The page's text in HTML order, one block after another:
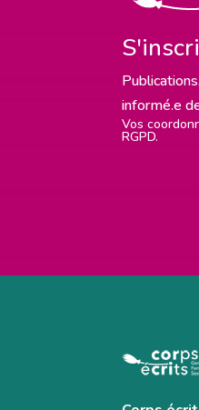
informé.e
Vos
RGPD.